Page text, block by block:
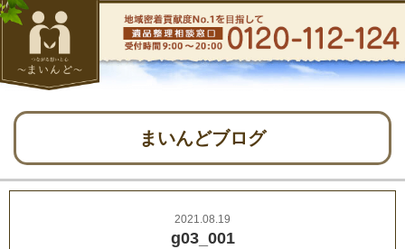
まいんどブログ
2021.08.19
g03_001